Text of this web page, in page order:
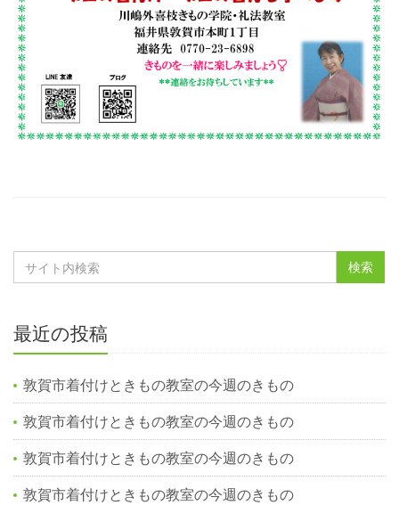
最近の投稿
敦賀市着付けときもの教室の今週のきもの
敦賀市着付けときもの教室の今週のきもの
敦賀市着付けときもの教室の今週のきもの
敦賀市着付けときもの教室の今週のきもの